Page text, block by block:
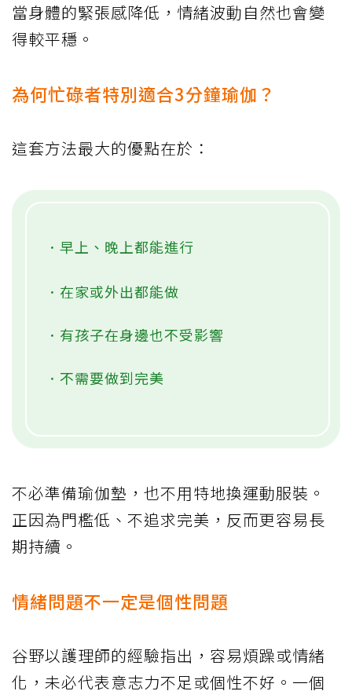
當身體的緊張感降低，情緒波動自然也會變
得較平穩。
為何忙碌者特別適合3分鐘瑜伽？
這套方法最大的優點在於：
．早上、晚上都能進行
．在家或外出都能做
．有孩子在身邊也不受影響
．不需要做到完美
不必準備瑜伽墊，也不用特地換運動服裝。
正因為門檻低、不追求完美，反而更容易長
期持續。
情緒問題不一定是個性問題
谷野以護理師的經驗指出，容易煩躁或情緒
化，未必代表意志力不足或個性不好。一個